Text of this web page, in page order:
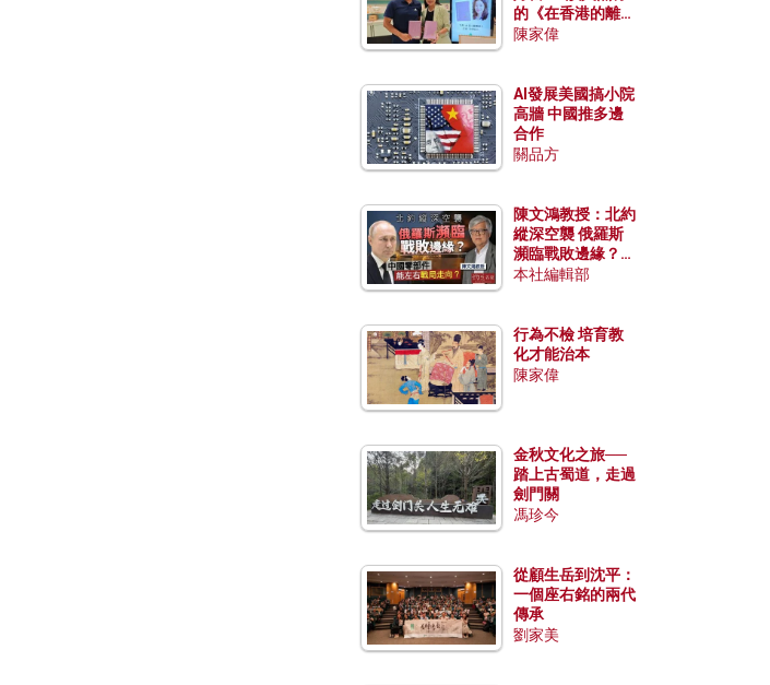
的《在香港的離島
種菜》
陳家偉
AI發展美國搞小院
高牆 中國推多邊
合作
關品方
陳文鴻教授：北約
縱深空襲 俄羅斯
瀕臨戰敗邊緣？中
國零部件能左右戰
本社編輯部
行為不檢 培育教
化才能治本
陳家偉
金秋文化之旅──
踏上古蜀道，走過
劍門關
馮珍今
從顧生岳到沈平：
一個座右銘的兩代
傳承
劉家美